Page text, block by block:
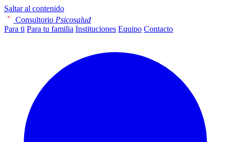
Saltar al contenido
Consultorio Psicosalud
Para ti Para tu familia Instituciones Equipo Contacto